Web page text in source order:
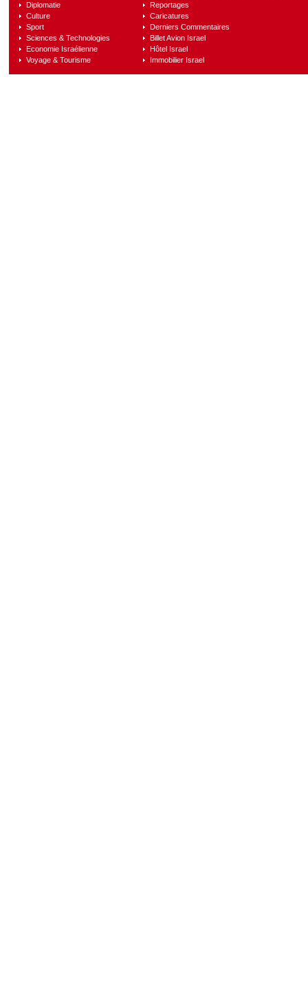
Diplomatie
Culture
Sport
Sciences & Technologies
Economie Israélienne
Voyage & Tourisme
Reportages
Caricatures
Derniers Commentaires
Billet Avion Israel
Hôtel Israel
Immobilier Israel